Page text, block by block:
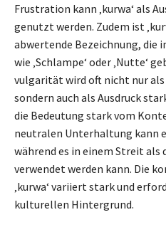
Frustration kann ‚kurwa‘ als
genutzt werden. Zudem ist
abwertende Bezeichnung, die
wie ‚Schlampe‘ oder ‚Nutte‘
vulgarität wird oft nicht nur als
sondern auch als Ausdruck
die Bedeutung stark vom
neutralen Unterhaltung kann
während es in einem Streit
verwendet werden kann. Die
‚kurwa‘ variiert stark und
kulturellen Hintergrund.